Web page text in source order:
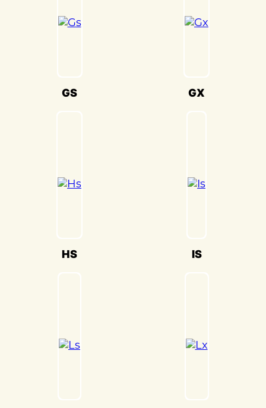
на дороге.
опытные специалисты по окраске
Кузовной ремонт Lexus Sc(Лексус СЦ) в
«Детейлингофъ» – это гарантия того, что
гордимся своей способностью
воссоздавать совершенство Lexus
GS GX
HS IS